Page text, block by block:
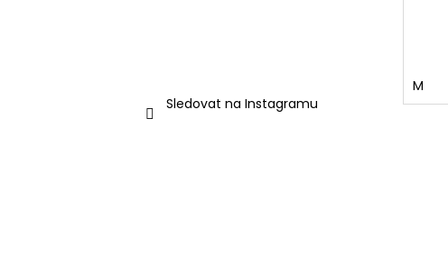
Sledovat na Instagramu
M